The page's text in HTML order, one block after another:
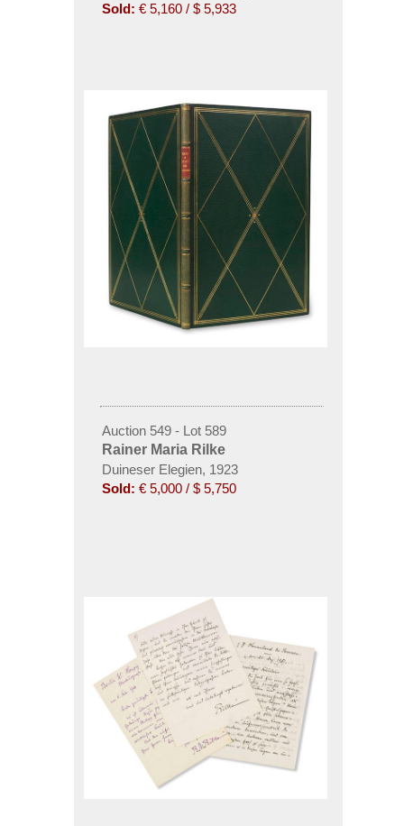
Sold: € 5,160 / $ 5,933
Auction 549 - Lot 589
Rainer Maria Rilke
Duineser Elegien, 1923
Sold: € 5,000 / $ 5,750